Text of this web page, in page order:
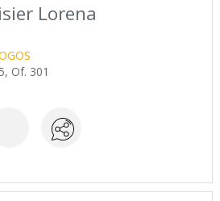
Lorena
Of. 301